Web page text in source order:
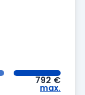
792 €
max.